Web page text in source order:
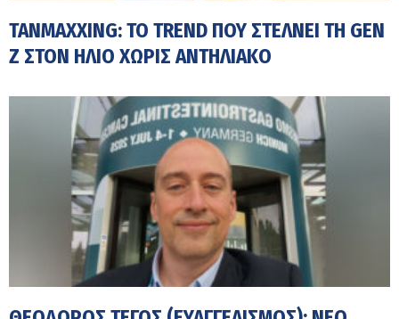
TANMAXXING: TO TREND ΠΟΥ ΣΤΈΛΝΕΙ ΤΗ GEN
Z ΣΤΟΝ ΉΛΙΟ ΧΩΡΊΣ ΑΝΤΗΛΙΑΚΌ